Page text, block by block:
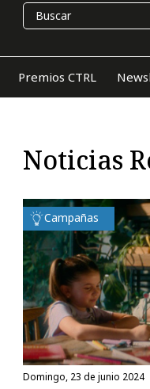
Premios CTRL
Noticias
Campañas
domingo, 23 de junio 2024